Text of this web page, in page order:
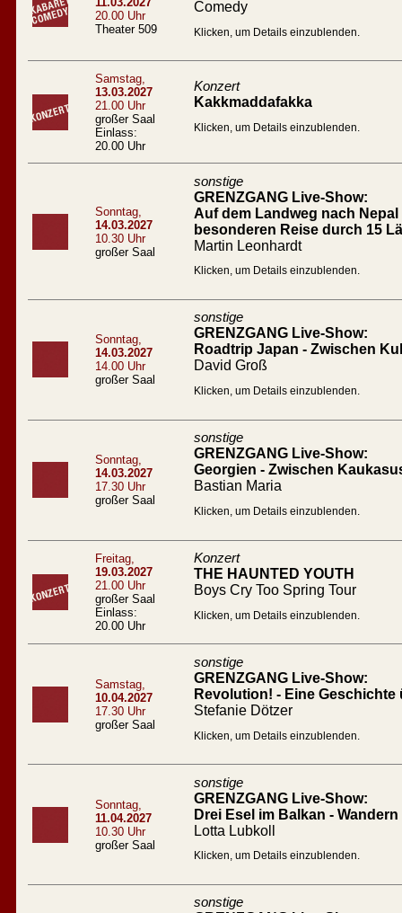
20.00 Uhr
Theater 509
Comedy
Klicken, um Details einzublenden.
Samstag,
13.03.2027
21.00 Uhr
großer Saal
Einlass:
20.00 Uhr
Konzert
Kakkmaddafakka
Klicken, um Details einzublenden.
Sonntag,
14.03.2027
10.30 Uhr
großer Saal
sonstige
GRENZGANG Live-Show:
Auf dem Landweg nach
besonderen Reise durch 15
Martin Leonhardt
Klicken, um Details einzublenden.
Sonntag,
14.03.2027
14.00 Uhr
großer Saal
sonstige
GRENZGANG Live-Show:
Roadtrip Japan - Zwischen
David Groß
Klicken, um Details einzublenden.
Sonntag,
14.03.2027
17.30 Uhr
großer Saal
sonstige
GRENZGANG Live-Show:
Georgien - Zwischen
Bastian Maria
Klicken, um Details einzublenden.
Freitag,
19.03.2027
21.00 Uhr
großer Saal
Einlass:
20.00 Uhr
Konzert
THE HAUNTED YOUTH
Boys Cry Too Spring Tour
Klicken, um Details einzublenden.
Samstag,
10.04.2027
17.30 Uhr
großer Saal
sonstige
GRENZGANG Live-Show:
Revolution! - Eine
Stefanie Dötzer
Klicken, um Details einzublenden.
Sonntag,
11.04.2027
10.30 Uhr
großer Saal
sonstige
GRENZGANG Live-Show:
Drei Esel im Balkan -
Lotta Lubkoll
Klicken, um Details einzublenden.
sonstige